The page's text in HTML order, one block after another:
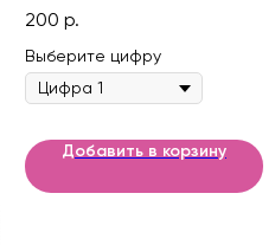
200 р.
Выберите цифру
Добавить в корзину